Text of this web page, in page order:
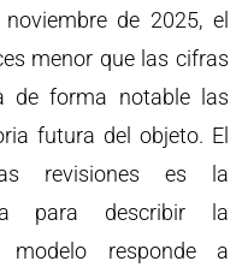
de 2025, el
menor que las cifras
de forma notable las
futura del objeto. El
revisiones es la
para describir la
responde a